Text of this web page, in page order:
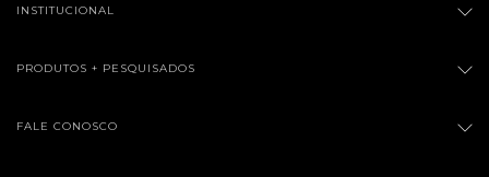
INSTITUCIONAL
PRODUTOS + PESQUISADOS
FALE CONOSCO